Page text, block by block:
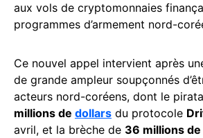
aux vols de cryptomonnaies
programmes d’armement nord-
Ce nouvel appel intervient après
de grande ampleur soupçonnés
acteurs nord-coréens, dont le
millions de dollars du protocole
avril, et la brèche de 36 millions